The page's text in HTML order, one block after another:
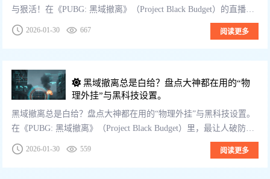
与狠活！在《PUBG: 黑域撤离》（Project Black Budget）的直播区
和排行榜上，你总能看到这样一群“神人”：他们像开了天眼...
2026-01-30 667 阅读更多
黑域撤离总是白给？盘点大神都在用的“物
理外挂”与黑科技设置。
黑域撤离总是白给？盘点大神都在用的“物理外挂”与黑科技设置。
在《PUBG: 黑域撤离》（Project Black Budget）里，最让人破防的
瞬间是什么？不是刚枪没打过，而是“我明明什么都没听见，...
2026-01-30 559 阅读更多